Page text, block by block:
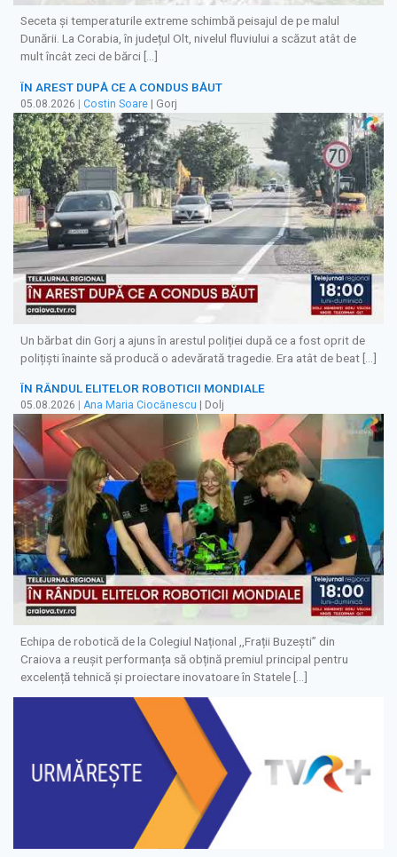
Seceta și temperaturile extreme schimbă peisajul de pe malul
Dunării. La Corabia, în județul Olt, nivelul fluviului a scăzut atât de
mult încât zeci de bărci […]
ÎN AREST DUPĂ CE A CONDUS BĂUT
05.08.2026 | Costin Soare | Gorj
Un bărbat din Gorj a ajuns în arestul poliției după ce a fost oprit de
polițiști înainte să producă o adevărată tragedie. Era atât de beat […]
ÎN RÂNDUL ELITELOR ROBOTICII MONDIALE
05.08.2026 Ana Maria Ciocănescu | Dolj
Echipa de robotică de la Colegiul Național ,,Frații Buzești” din
Craiova a reușit performanța să obțină premiul principal pentru
excelență tehnică și proiectare inovatoare în Statele […]